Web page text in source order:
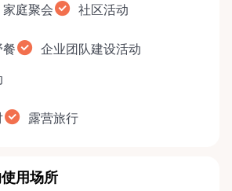
家庭聚会 社区活动
企业团队建设活动
露营旅行
用场所